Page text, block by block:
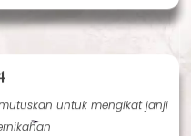
untuk mengikat janji